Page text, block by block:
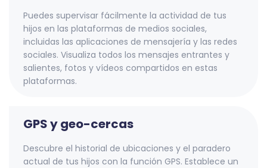
Puedes supervisar fácilmente la actividad de tus
hijos en las plataformas de medios sociales,
incluidas las aplicaciones de mensajería y las redes
sociales. Visualiza todos los mensajes entrantes y
salientes, fotos y vídeos compartidos en estas
plataformas.
GPS y geo-cercas
Descubre el historial de ubicaciones y el paradero
actual de tus hijos con la función GPS. Establece un